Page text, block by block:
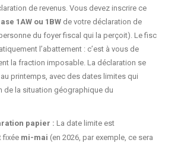
de revenus. Vous devez inscrire ce
1AW ou 1BW de votre déclaration de
du foyer fiscal qui la perçoit). Le fisc
l’abattement : c’est à vous de
la fraction imposable. La déclaration se
printemps, avec des dates limites qui
de la situation géographique du
papier : La date limite est
fixée mi-mai (en 2026, par exemple, ce sera